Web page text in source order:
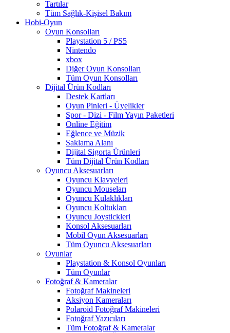
Tartılar
Tüm Sağlık-Kişisel Bakım
Hobi-Oyun
Oyun Konsolları
Playstation 5 / PS5
Nintendo
xbox
Diğer Oyun Konsolları
Tüm Oyun Konsolları
Dijital Ürün Kodları
Destek Kartları
Oyun Pinleri - Üyelikler
Spor - Dizi - Film Yayın Paketleri
Online Eğitim
Eğlence ve Müzik
Saklama Alanı
Dijital Sigorta Ürünleri
Tüm Dijital Ürün Kodları
Oyuncu Aksesuarları
Oyuncu Klavyeleri
Oyuncu Mouseları
Oyuncu Kulaklıkları
Oyuncu Koltukları
Oyuncu Joystickleri
Konsol Aksesuarları
Mobil Oyun Aksesuarları
Tüm Oyuncu Aksesuarları
Oyunlar
Playstation & Konsol Oyunları
Tüm Oyunlar
Fotoğraf & Kameralar
Fotoğraf Makineleri
Aksiyon Kameraları
Polaroid Fotoğraf Makineleri
Fotoğraf Yazıcıları
Tüm Fotoğraf & Kameralar